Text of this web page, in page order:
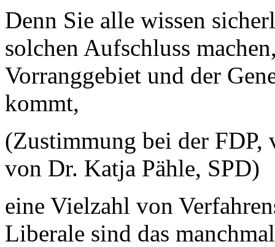
Denn Sie alle wissen
solchen Aufschluss
Vorranggebiet und der
kommt,
(Zustimmung bei der
von Dr. Katja Pähle, SPD)
eine Vielzahl von
Liberale sind das